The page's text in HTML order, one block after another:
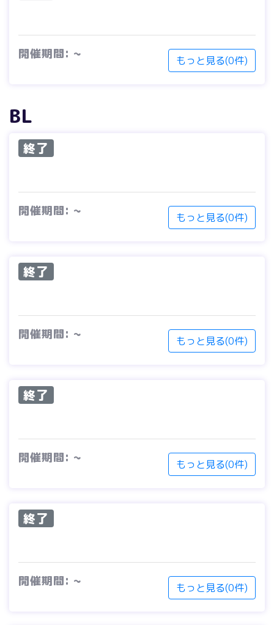
開催期間: ~ もっと見る(0件)
BL
終了
開催期間: ~ もっと見る(0件)
終了
開催期間: ~ もっと見る(0件)
終了
開催期間: ~ もっと見る(0件)
終了
開催期間: ~ もっと見る(0件)